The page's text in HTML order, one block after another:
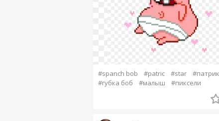
#spanch bob #patric #star
#патрик
#губка боб
#малыш #пиксели